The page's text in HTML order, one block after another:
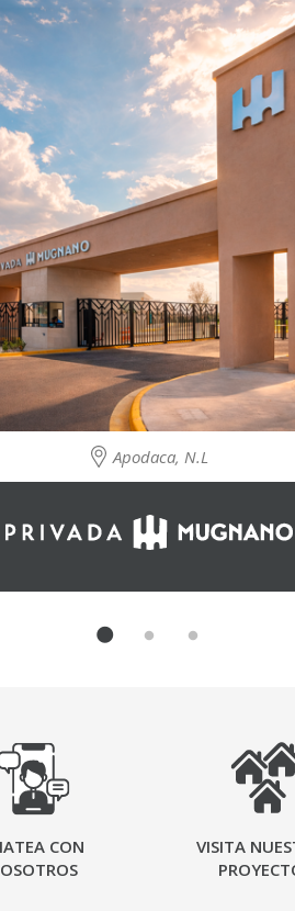
Apodaca, N.L
CON
VISITA